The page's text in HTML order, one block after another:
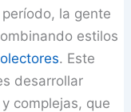
la gente
estilos
. Este
desarrollar
complejas, que